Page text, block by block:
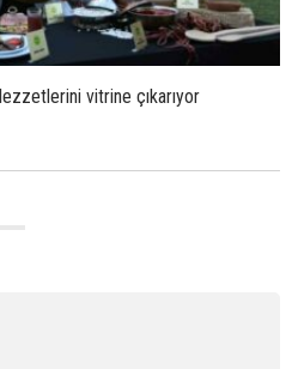
vitrine çıkarıyor